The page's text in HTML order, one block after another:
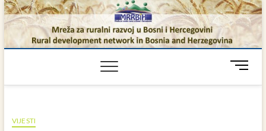
Skip
to
content
M
VIJESTI